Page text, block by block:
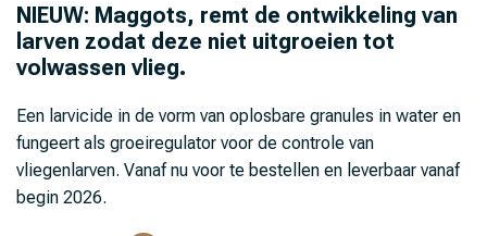
NIEUW: Maggots, remt de ontwikkeling van
larven zodat deze niet uitgroeien tot
volwassen vlieg.
Een larvicide in de vorm van oplosbare granules in water en
fungeert als groeiregulator voor de controle van
vliegenlarven. Vanaf nu voor te bestellen en leverbaar vanaf
begin 2026.